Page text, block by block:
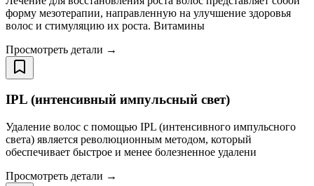
форму мезотерапии, направленную на улучшение здоровья
волос и стимуляцию их роста. Витамины
Просмотреть детали →
IPL (интенсивный импульсный свет)
Удаление волос с помощью IPL (интенсивного импульсного
света) является революционным методом, который
обеспечивает быстрое и менее болезненное удалени
Просмотреть детали →